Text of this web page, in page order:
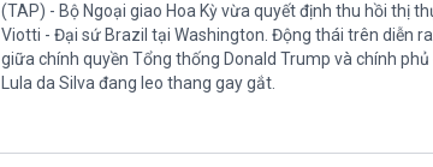
(TAP) - Bộ Ngoại giao Hoa Kỳ vừa quyết định thu hồi thị
Viotti - Đại sứ Brazil tại Washington. Động thái trên diễn
giữa chính quyền Tổng thống Donald Trump và chính
Lula da Silva đang leo thang gay gắt.